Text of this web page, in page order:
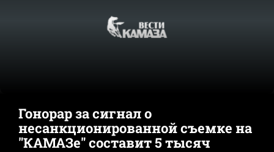
Гонорар за сигнал о
несанкционированной съемке на
"КАМАЗе" составит 5 тысяч